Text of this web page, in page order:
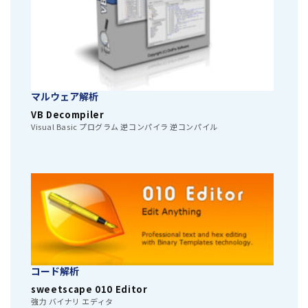
マルウェア解析
VB Decompiler
Visual Basic プログラム 逆コンパイラ 逆コンパイル
コード解析
sweetscape 010 Editor
強力 バイナリ エディタ